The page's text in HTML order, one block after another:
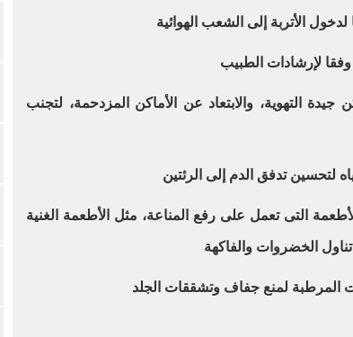
لدخول الأتربة إلى الشعب الهوائية
وفقا لإرشادات الطبيب
التهوية، والابتعاد عن الأماكن المزدحمة، لتجنب
تدفق الدم إلى الرئتين
التى تعمل على رفع المناعة، مثل الأطعمة الغنية
المرطبة لمنع جفاف وتشققات الجلد